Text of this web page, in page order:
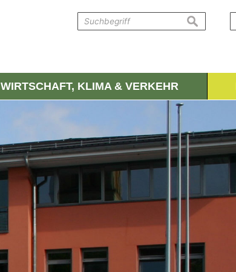
suchen
WIRTSCHAFT, KLIMA & VERKEHR